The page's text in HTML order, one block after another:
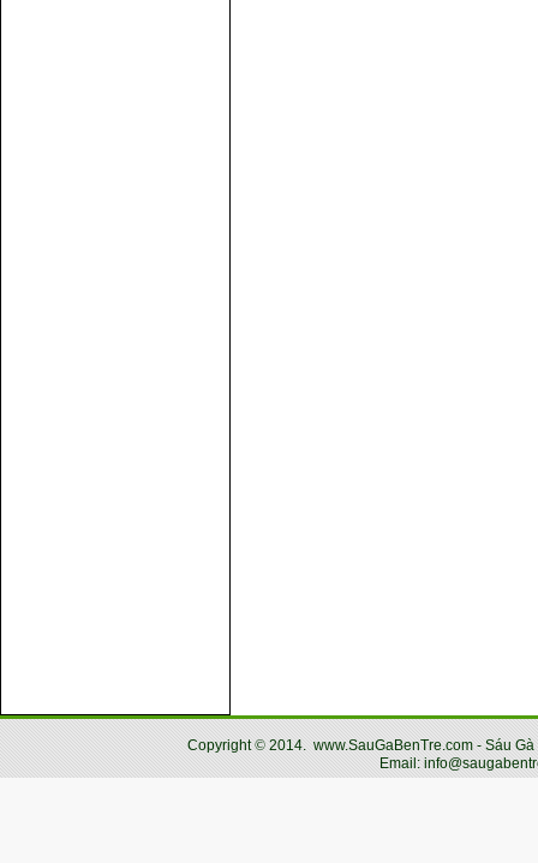
Copyright© 2014. www.SauGaBenTre.com - Sáu
Email: